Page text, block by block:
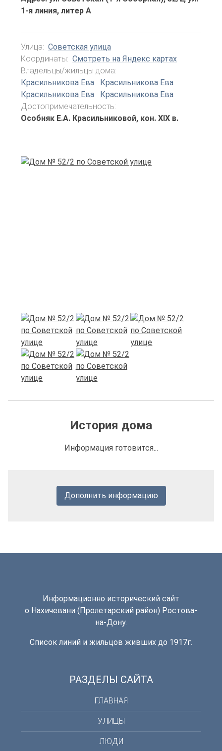
1-я линия, литер А
Улица: Советская улица
Координаты: Смотреть на Яндекс картах
Владельцы/жильцы дома:
Красильникова Ева
Красильникова Ева
Красильникова Ева
Красильникова Ева
Достопримечательность:
Особняк Е.А. Красильниковой, кон. XIX в.
История дома
Информация готовится...
Дополнить информацию
Информационно исторический сайт
о Нахичевани (Пролетарский район) Ростова-
на-Дону.
Список линий и жильцов живших до 1917г.
РАЗДЕЛЫ САЙТА
ГЛАВНАЯ
УЛИЦЫ
ЛЮДИ